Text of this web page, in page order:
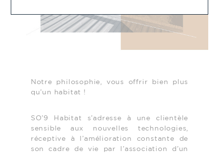
Notre philosophie, vous offrir bien plus
qu’un habitat !
SO’9 Habitat s’adresse à une clientèle
sensible aux nouvelles technologies,
réceptive à l’amélioration constante de
son cadre de vie par l’association d’un